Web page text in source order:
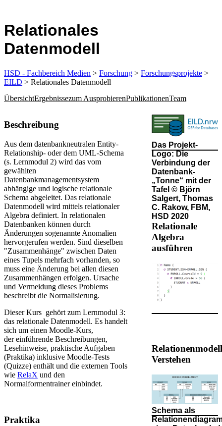
Relationales
Datenmodell
HSD - Fachbereich Medien > Forschung > Forschungsprojekte >
EILD > Relationales Datenmodell
ÜbersichtErgebnissezum AusprobierenPublikationenTeam
​​​​​​​​​​​​​​​​​​​​​​​​​​​​​​​​​​​​​​​​​​​​Beschreibung​​​​
Aus dem datenbankneutralen Entity-
Relationship- oder dem UML-Schema
(s. Lernmodul 2) wird das vom
gewählten
Datenbankmanagementsystem
abhängige und logische relationale
Schema abgeleitet. Das relationale
Datenmodell wird mittels relationaler
Algebra definiert. In relationalen
Datenbanken können durch
Änderungen sogenannte Anomalien
hervorgerufen werden. Sind dieselben
"Zusammenhänge" zwischen Daten
eines Tupels mehrfach vorhanden, so
muss eine Änderung bei allen diesen
Zusammenhängen erfolgen. Ursache
und Vermeidung dieses Problems
beschreibt die Normalisierung.​​
Dieser Kurs gehört zum Lernmodul 3:
das relationale Datenmodell. Es handelt
sich um einen Moodle-Kurs,
der einführende Beschreibungen​,
Lesehinweise, praktische Aufgaben
(Praktika) inklusive Moodle-Tests
(Quizze) enthält und die externen Tools
wie RelaX ​ und den
Normalformentrainer einbindet.​
​Praktika​
Das Projekt-
Logo: Die
Verbindung der
Datenbank-
„Tonne“ mit der
Tafel​​ © Björn
Salgert, Thomas
C. Rakow, FBM,
HSD 2020
Relationale
Algebra
ausführen
Verstehen​
Schema als